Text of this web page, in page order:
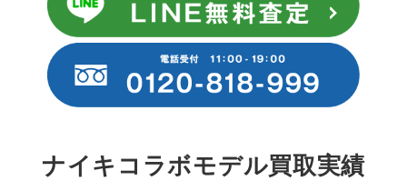
ナイキコラボモデル買取実績